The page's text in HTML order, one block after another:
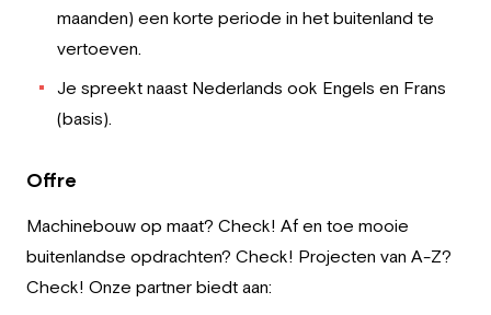
maanden) een korte periode in het buitenland te
vertoeven.
Je spreekt naast Nederlands ook Engels en Frans
(basis).
Offre
Machinebouw op maat? Check! Af en toe mooie
buitenlandse opdrachten? Check! Projecten van A-Z?
Check! Onze partner biedt aan: